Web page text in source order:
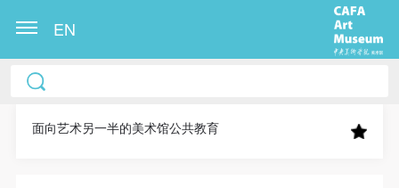
EN
面向艺术另一半的美术馆公共教育
中央美术学院美术馆出版授权协议书
称“CAFAM”），愿意将本人参与中央美术学院美术馆
中央美术学院美术馆出版授权协议书
称“CAFAM”），愿意将本人参与中央美术学院美术馆
中央美术学院美术馆出版授权协议书
称“CAFAM”），愿意将本人参与中央美术学院美术馆